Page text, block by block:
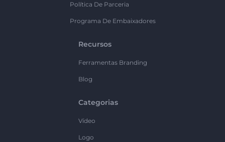
Política De Parceria
Programa De Embaixadores
Recursos
Ferramentas Branding
Blog
Categorias
Vídeo
Logo